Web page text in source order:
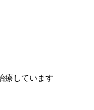
療しています